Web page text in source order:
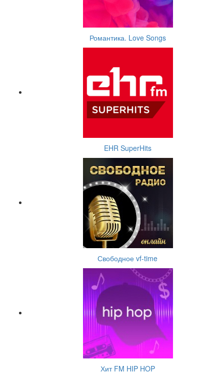
Романтика. Love Songs
EHR SuperHits
Свободное vf-time
Хит FM HIP HOP